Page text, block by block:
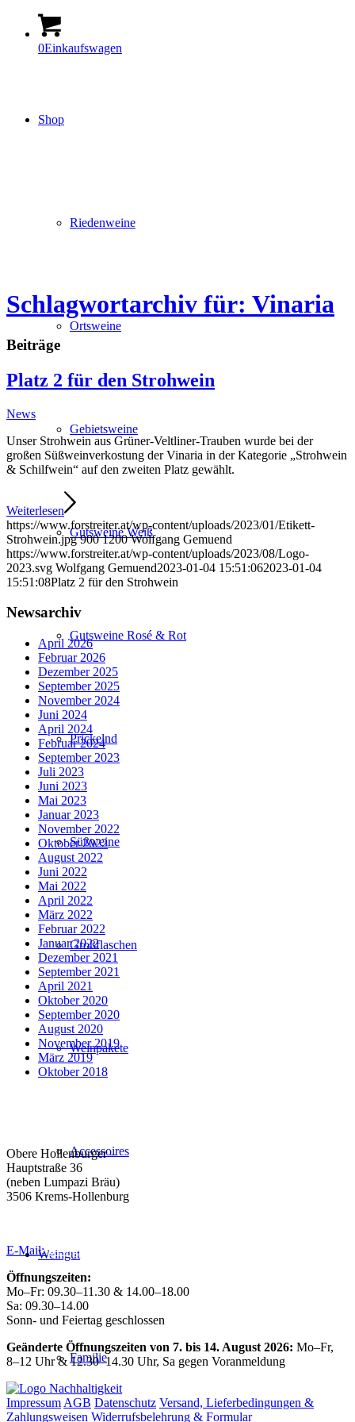
0Einkaufswagen
Shop
Riedenweine
Ortsweine
Gebietsweine
Gutsweine Weiß
Gutsweine Rosé & Rot
Prickelnd
Süßweine
Großflaschen
Weinpakete
Accessoires
Weingut
Familie
Schlagwortarchiv für: Vinaria
Beiträge
Platz 2 für den Strohwein
News
Unser Strohwein aus Grüner-Veltliner-Trauben wurde bei der
großen Süßweinverkostung der Vinaria in der Kategorie „Strohwein
& Schilfwein“ auf den zweiten Platz gewählt.
Weiterlesen
https://www.forstreiter.at/wp-content/uploads/2023/01/Etikett-
Strohwein.jpg 900 1200 Wolfgang Gemuend
https://www.forstreiter.at/wp-content/uploads/2023/08/Logo-
2023.svg Wolfgang Gemuend2023-01-04 15:51:062023-01-04
15:51:08Platz 2 für den Strohwein
Newsarchiv
April 2026
Februar 2026
Dezember 2025
September 2025
November 2024
Juni 2024
April 2024
Februar 2024
September 2023
Juli 2023
Juni 2023
Mai 2023
Januar 2023
November 2022
Oktober 2022
August 2022
Juni 2022
Mai 2022
April 2022
März 2022
Februar 2022
Januar 2022
Dezember 2021
September 2021
April 2021
Oktober 2020
September 2020
August 2020
November 2019
März 2019
Oktober 2018
Obere Hollenburger –
Hauptstraße 36
(neben Lumpazi Bräu)
3506 Krems-Hollenburg
E-Mail:weingut@forstreiter.at
Öffnungszeiten:
Mo–Fr: 09.30–11.30 & 14.00–18.00
Sa: 09.30–14.00
Sonn- und Feiertag geschlossen
Geänderte Öffnungszeiten von 7. bis 14. August 2026: Mo–Fr,
8–12 Uhr & 12.30–14.30 Uhr, Sa gegen Voranmeldung
Impressum AGB Datenschutz Versand, Lieferbedingungen &
Zahlungsweisen Widerrufsbelehrung & Formular